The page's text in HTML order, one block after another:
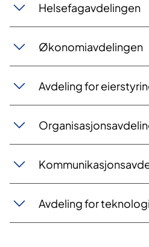
Helsefagavdelingen
Økonomiavdelingen
Avdeling for
Avdeling for